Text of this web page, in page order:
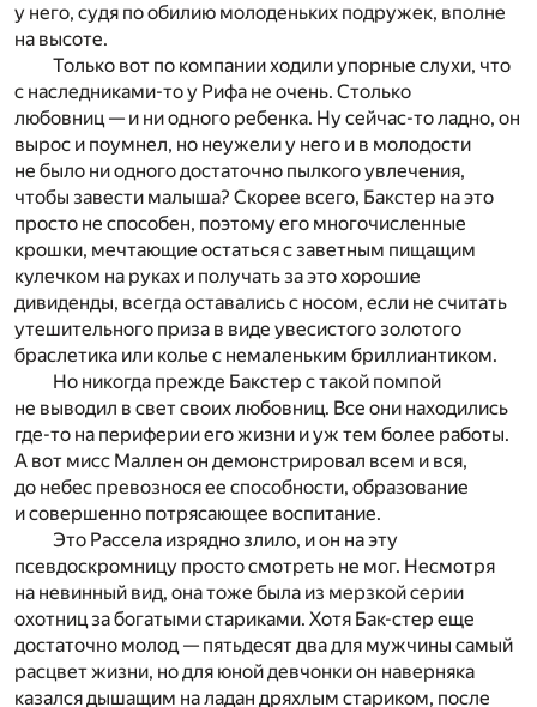
у него, судя по обилию молоденьких подружек, вполне
на высоте.
Только вот по компании ходили упорные слухи, что
с наследниками-то у Рифа не очень. Столько
любовниц — и ни одного ребенка. Ну сейчас-то ладно, он
вырос и поумнел, но неужели у него и в молодости
не было ни одного достаточно пылкого увлечения,
чтобы завести малыша? Скорее всего, Бакстер на это
просто не способен, поэтому его многочисленные
крошки, мечтающие остаться с заветным пищащим
кулечком на руках и получать за это хорошие
дивиденды, всегда оставались с носом, если не считать
утешительного приза в виде увесистого золотого
браслетика или колье с немаленьким бриллиантиком.
Но никогда прежде Бакстер с такой помпой
не выводил в свет своих любовниц. Все они находились
где-то на периферии его жизни и уж тем более работы.
А вот мисс Маллен он демонстрировал всем и вся,
до небес превознося ее способности, образование
и совершенно потрясающее воспитание.
Это Рассела изрядно злило, и он на эту
псевдоскромницу просто смотреть не мог. Несмотря
на невинный вид, она тоже была из мерзкой серии
охотниц за богатыми стариками. Хотя Бак-стер еще
достаточно молод — пятьдесят два для мужчины самый
расцвет жизни, но для юной девчонки он наверняка
казался дышащим на ладан дряхлым стариком, после